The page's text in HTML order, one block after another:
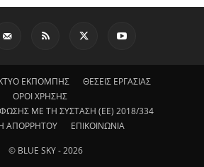
ΕΚΠΟΜΠΗΣ
ΘΕΣΕΙΣ ΕΡΓΑΣΙΑΣ
ΟΡΟΙ ΧΡΗΣΗΣ
ΜΕ ΤΗ ΣΥΣΤΑΣΗ (ΕΕ) 2018/334
ΑΠΟΡΡΗΤΟΥ
ΕΠΙΚΟΙΝΩΝΙΑ
© BLUE SKY - 2026